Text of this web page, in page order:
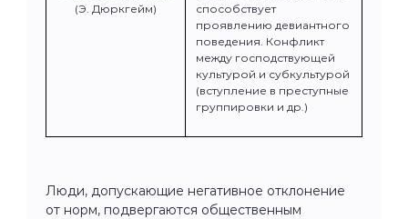
(Э. Дюркгейм)
способствует
проявлению девиантного
поведения. Конфликт
между господствующей
культурой и субкультурой
(вступление в преступные
группировки и др.)
Люди, допускающие негативное отклонение
от норм, подвергаются общественным